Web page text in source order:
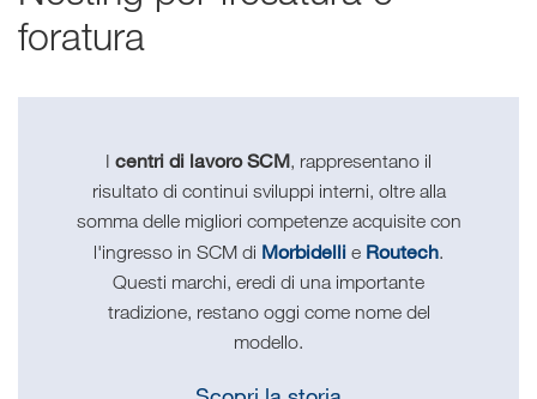
foratura
I centri di lavoro SCM, rappresentano il
risultato di continui sviluppi interni, oltre alla
somma delle migliori competenze acquisite con
l'ingresso in SCM di Morbidelli e Routech.
Questi marchi, eredi di una importante
tradizione, restano oggi come nome del
modello.